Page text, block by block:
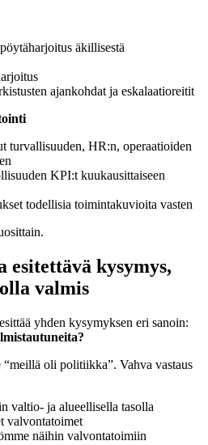
äkillisestä
ajankohdat ja eskalaatioreitit
turvallisuuden, HR:n, operaatioiden
KPI:t kuukausittaiseen
todellisia toimintakuvioita vasten
esitettävä kysymys,
valmis
yhden kysymyksen eri sanoin:
“meillä oli politiikka”. Vahva vastaus
valtio- ja alueellisella tasolla
valvontatoimet
näihin valvontatoimiin